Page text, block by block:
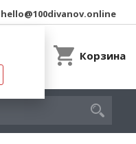
hello@100divanov.online
Корзина